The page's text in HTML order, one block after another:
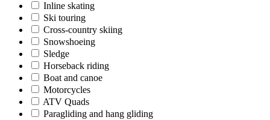
Inline skating
Ski touring
Cross-country skiing
Snowshoeing
Sledge
Horseback riding
Boat and canoe
Motorcycles
ATV Quads
Paragliding and hang gliding